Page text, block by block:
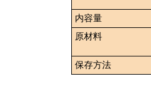
内容量
原材料
保存方法